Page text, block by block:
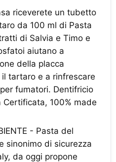
riceverete un tubetto
da 100 ml di Pasta
di Salvia e Timo e
aiutano a
della placca
tartaro e a rinfrescare
fumatori. Dentifricio
Certificata, 100% made
- Pasta del
sinonimo di sicurezza
da oggi propone